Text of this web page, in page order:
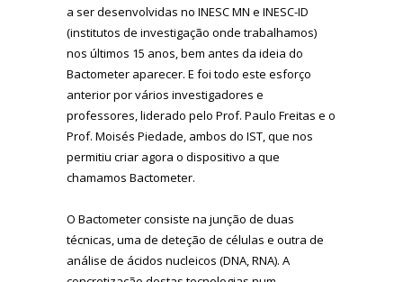
a ser desenvolvidas no INESC MN e INESC-ID
(institutos de investigação onde trabalhamos)
nos últimos 15 anos, bem antes da ideia do
Bactometer aparecer. E foi todo este esforço
anterior por vários investigadores e
professores, liderado pelo Prof. Paulo Freitas e o
Prof. Moisés Piedade, ambos do IST, que nos
permitiu criar agora o dispositivo a que
chamamos Bactometer.
O Bactometer consiste na junção de duas
técnicas, uma de deteção de células e outra de
análise de ácidos nucleicos (DNA, RNA). A